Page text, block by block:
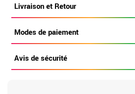
Livraison et Retour
Modes de paiement
Avis de sécurité